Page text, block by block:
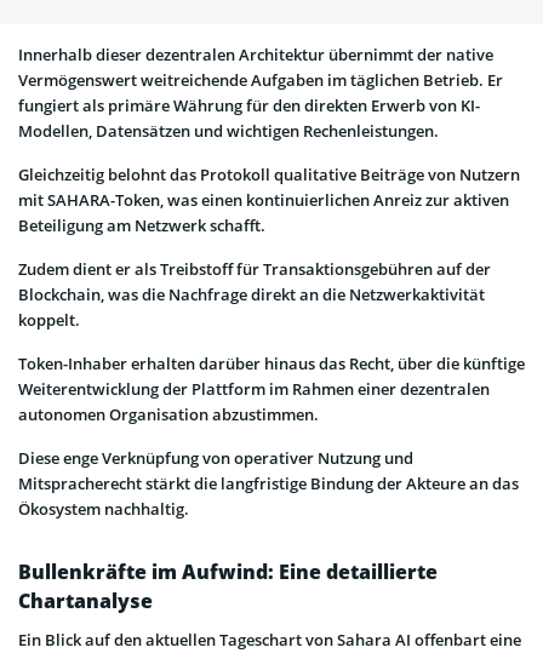
Innerhalb dieser dezentralen Architektur übernimmt der native
Vermögenswert weitreichende Aufgaben im täglichen Betrieb. Er
fungiert als primäre Währung für den direkten Erwerb von KI-
Modellen, Datensätzen und wichtigen Rechenleistungen.
Gleichzeitig belohnt das Protokoll qualitative Beiträge von Nutzern
mit SAHARA-Token, was einen kontinuierlichen Anreiz zur aktiven
Beteiligung am Netzwerk schafft.
Zudem dient er als Treibstoff für Transaktionsgebühren auf der
Blockchain, was die Nachfrage direkt an die Netzwerkaktivität
koppelt.
Token-Inhaber erhalten darüber hinaus das Recht, über die künftige
Weiterentwicklung der Plattform im Rahmen einer dezentralen
autonomen Organisation abzustimmen.
Diese enge Verknüpfung von operativer Nutzung und
Mitspracherecht stärkt die langfristige Bindung der Akteure an das
Ökosystem nachhaltig.
Bullenkräfte im Aufwind: Eine detaillierte
Chartanalyse
Ein Blick auf den aktuellen Tageschart von Sahara AI offenbart eine